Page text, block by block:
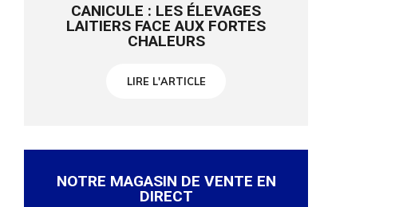
CANICULE : LES ÉLEVAGES
LAITIERS FACE AUX FORTES
CHALEURS
LIRE L'ARTICLE
NOTRE MAGASIN DE VENTE EN
DIRECT